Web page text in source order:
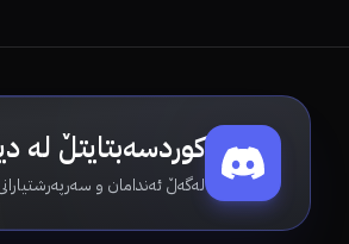
کوردسەبتایتڵ لە
لەگەڵ ئەندامان و